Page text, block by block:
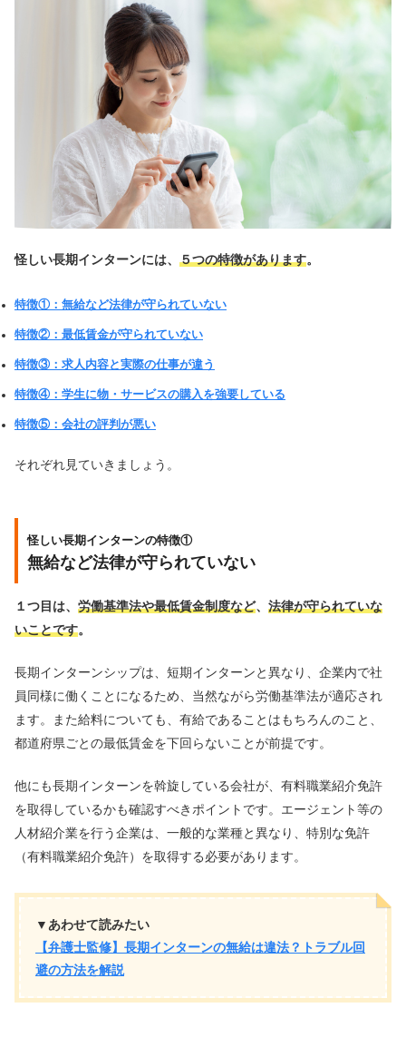
怪しい長期インターンには、 ５つの特徴があります。
特徴①：無給など法律が守られていない
特徴②：最低賃金が守られていない
特徴③：求人内容と実際の仕事が違う
特徴④：学生に物・サービスの購入を強要している
特徴⑤：会社の評判が悪い
それぞれ見ていきましょう。
怪しい長期インターンの特徴①
無給など法律が守られていない
１つ目は、 労働基準法や最低賃金制度など、 法律が守られていな
いことです。
長期インターンシップは、短期インターンと異なり、企業内で社
員同様に働くことになるため、当然ながら労働基準法が適応され
ます。また給料についても、有給であることはもちろんのこと、
都道府県ごとの最低賃金を下回らないことが前提です。
他にも長期インターンを斡旋している会社が、有料職業紹介免許
を取得しているかも確認すべきポイントです。エージェント等の
人材紹介業を行う企業は、一般的な業種と異なり、特別な免許
（有料職業紹介免許）を取得する必要があります。
▼あわせて読みたい
【弁護士監修】長期インターンの無給は違法？トラブル回
避の方法を解説